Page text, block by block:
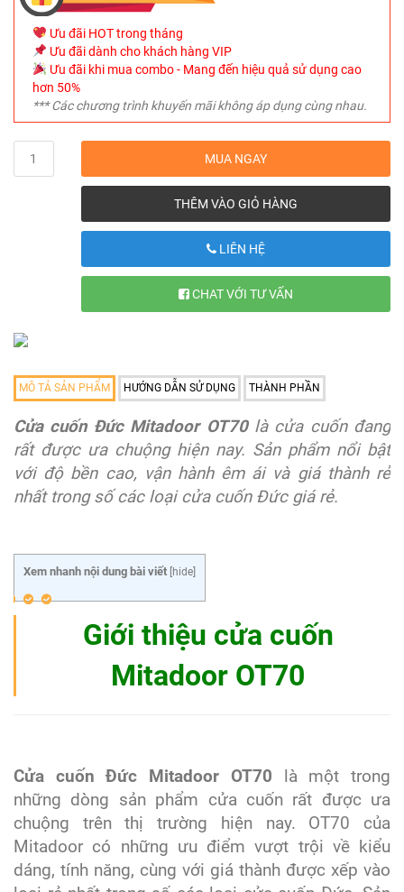
Ưu đãi HOT trong tháng
Ưu đãi dành cho khách hàng VIP
Ưu đãi khi mua combo - Mang đến hiệu quả sử dụng cao
hơn 50%
*** Các chương trình khuyến mãi không áp dụng cùng nhau.
Quantity
MUA NGAY
THÊM VÀO GIỎ HÀNG
LIÊN HỆ
CHAT VỚI TƯ VẤN
MÔ TẢ SẢN PHẨM HƯỚNG DẪN SỬ DỤNG THÀNH PHẦN
Cửa cuốn Đức Mitadoor OT70là cửa cuốn đang
rất được ưa chuộng hiện nay. Sản phẩm nổi bật
với độ bền cao, vận hành êm ái và giá thành rẻ
nhất trong số các loại cửa cuốn Đức giá rẻ.
Xem nhanh nội dung bài viết [hide]
Giới thiệu cửa cuốn
Mitadoor OT70
Cửa cuốn Đức Mitadoor OT70 là một trong
những dòng sản phẩm cửa cuốn rất được ưa
chuộng trên thị trường hiện nay. OT70 của
Mitadoor có những ưu điểm vượt trội về kiểu
dáng, tính năng, cùng với giá thành được xếp vào